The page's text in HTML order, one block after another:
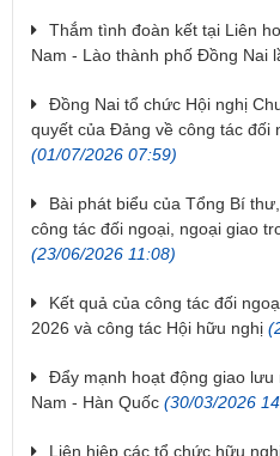
Thắm tình đoàn kết tại Liên
Nam - Lào thành phố Đồng Nai
Đồng Nai tổ chức Hội nghị
quyết của Đảng về công tác đối
(01/07/2026 07:59)
Bài phát biểu của Tổng Bí
công tác đối ngoại, ngoại giao
(23/06/2026 11:08)
Kết quả của công tác đối
2026 và công tác Hội hữu nghị
Đẩy mạnh hoạt động giao
Nam - Hàn Quốc (30/03/2026
Liên hiệp các tổ chức hữu